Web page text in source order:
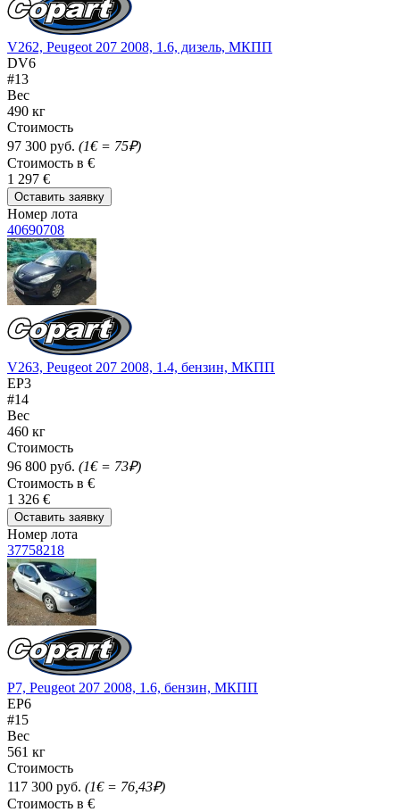
V262, Peugeot 207 2008, 1.6, дизель, МКПП
DV6
#13
Вес
490 кг
Стоимость
97 300 руб. (1€ = 75₽)
Стоимость в €
1 297 €
Оставить заявку
Номер лота
40690708
V263, Peugeot 207 2008, 1.4, бензин, МКПП
EP3
#14
Вес
460 кг
Стоимость
96 800 руб. (1€ = 73₽)
Стоимость в €
1 326 €
Оставить заявку
Номер лота
37758218
P7, Peugeot 207 2008, 1.6, бензин, МКПП
EP6
#15
Вес
561 кг
Стоимость
117 300 руб. (1€ = 76,43₽)
Стоимость в €